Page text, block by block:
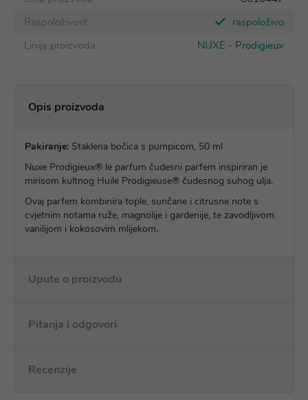
Raspoloživost
raspoloživo
Linija proizvoda
NUXE - Prodigieux
Opis proizvoda
Pakiranje: Staklena bočica s pumpicom, 50 ml
Nuxe Prodigieux® le parfum čudesni parfem inspiriran je
mirisom kultnog Huile Prodigieuse® čudesnog suhog ulja.
Ovaj parfem kombinira tople, sunčane i citrusne note s
cvjetnim notama ruže, magnolije i gardenije, te zavodljivom
vanilijom i kokosovim mlijekom.
Upute o proizvodu
Pitanja i odgovori
Recenzije